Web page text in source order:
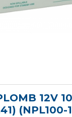
12V
(NPL100-